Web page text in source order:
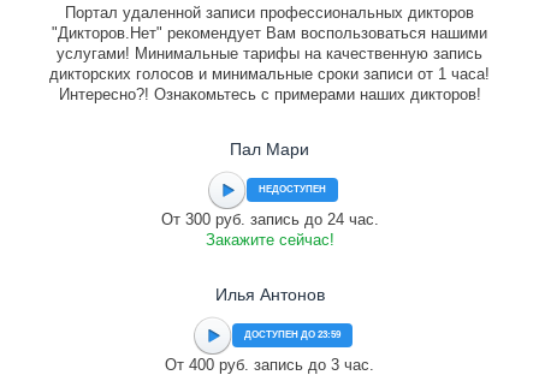
Портал удаленной записи профессиональных дикторов
"Дикторов.Нет" рекомендует Вам воспользоваться нашими
услугами! Минимальные тарифы на качественную запись
дикторских голосов и минимальные сроки записи от 1 часа!
Интересно?! Ознакомьтесь с примерами наших дикторов!
Пал Мари
НЕДОСТУПЕН
От 300 руб. запись до 24 час.
Закажите сейчас!
Илья Антонов
ДОСТУПЕН ДО 23:59
От 400 руб. запись до 3 час.